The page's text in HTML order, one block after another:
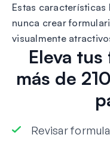
Estas características
nunca crear
visualmente
Eleva
más de
Revisar